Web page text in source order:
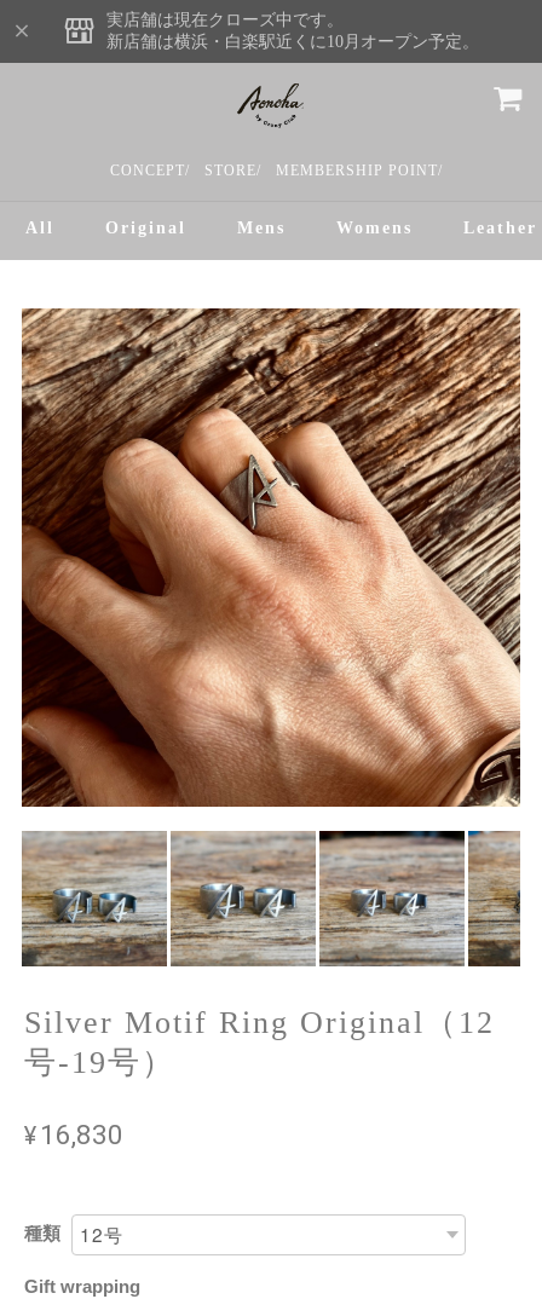
実店舗は現在クローズ中です。
新店舗は横浜・白楽駅近くに10月オープン予定。
CONCEPT/ STORE/ MEMBERSHIP POINT/
All Original Mens Womens Leather
Silver Motif Ring Original（12
号-19号）
¥16,830
種類
Gift wrapping